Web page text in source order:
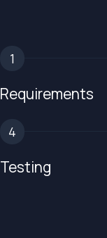
1
Requirements
4
Testing